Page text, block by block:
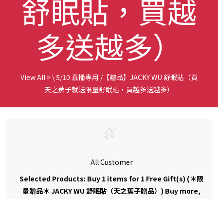
舒眠貼，買越
多送越多）
View All >\ 5/10 直播專用 /【贈品】JACKY WU 舒眠貼（買
天之蕉子就送限量舒眠貼，買越多送越多）
All Customer
Selected Products: Buy 1 items for 1 Free Gift(s) (＊限
量贈品＊ JACKY WU 舒眠貼（天之蕉子贈品）) Buy more,